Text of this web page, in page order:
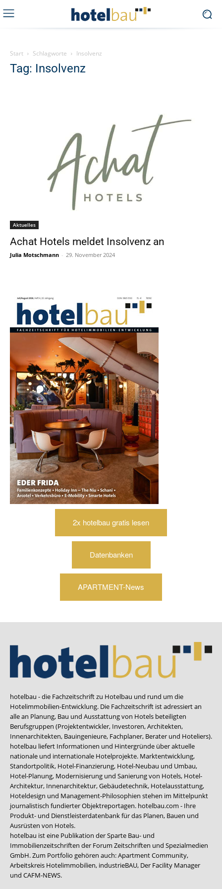
Start Schlagworte Insolvenz
Tag: Insolvenz
Aktuelles
Achat Hotels meldet Insolvenz an
Julia Motschmann - 29. November 2024
2x hotelbau gratis lesen
Datenbanken
APARTMENT-News
hotelbau - die Fachzeitschrift zu Hotelbau und rund um die
Hotelimmobilien-Entwicklung. Die Fachzeitschrift ist adressiert an
alle an Planung, Bau und Ausstattung von Hotels beteiligten
Berufsgruppen (Projektentwickler, Investoren, Architekten,
Innenarchitekten, Bauingenieure, Fachplaner, Berater und Hoteliers).
hotelbau liefert Informationen und Hintergründe über aktuelle
nationale und internationale Hotelprojekte. Marktentwicklung,
Standortpolitik, Hotel-Finanzierung, Hotel-Neubau und Umbau,
Hotel-Planung, Modernisierung und Sanierung von Hotels, Hotel-
Architektur, Innenarchitektur, Gebäudetechnik, Hotelausstattung,
Hoteldesign und Management-Philosophien stehen im Mittelpunkt
journalistisch fundierter Objektreportagen. hotelbau.com - Ihre
Produkt- und Dienstleisterdatenbank für das Planen, Bauen und
Ausrüsten von Hotels.
hotelbau ist eine Publikation der Sparte Bau- und
Immobilienzeitschriften der Forum Zeitschriften und Spezialmedien
GmbH. Zum Portfolio gehören auch:Apartment Community,
Arbeitskreis Hotelimmobilien, industrieBAU, Der Facility Manager
und CAFM-NEWS.